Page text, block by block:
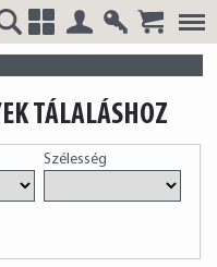
TÁLALÁSHOZ
Szélesség